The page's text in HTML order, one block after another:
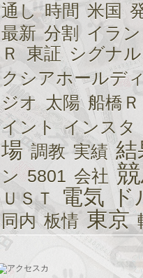
通し 時間 米国
最新 分割
イラン
Ｒ
東証 シグナル
クシアホールデ
ジオ 太陽 船橋Ｒ
イント
インスタ
場 調教 実績 結
ン 5801 会社
ＵＳＴ 電気 ド
同内 板情 東京